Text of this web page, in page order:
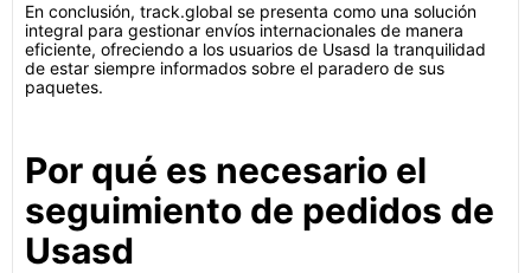
En conclusión, track.global se presenta como una solución
integral para gestionar envíos internacionales de manera
eficiente, ofreciendo a los usuarios de Usasd la tranquilidad
de estar siempre informados sobre el paradero de sus
paquetes.
Por qué es necesario el
seguimiento de pedidos de
Usasd